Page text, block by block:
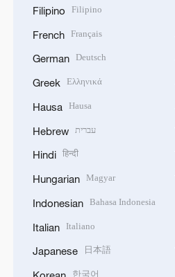
Filipino Filipino
French Français
German Deutsch
Greek Ελληνικά
Hausa Hausa
Hebrew עברית
Hindi हिन्दी
Hungarian Magyar
Indonesian Bahasa Indonesia
Italian Italiano
Japanese 日本語
한국어